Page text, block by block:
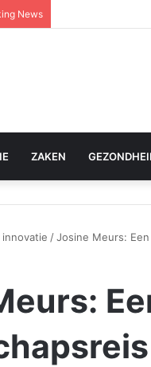
News
ZAKEN
/Josine Meurs: